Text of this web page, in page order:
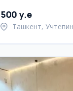
500 y.e
Ташкент,